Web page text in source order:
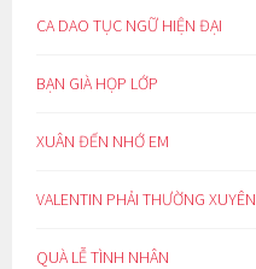
CA DAO TỤC NGỮ HIỆN ĐẠI
BẠN GIÀ HỌP LỚP
XUÂN ĐẾN NHỚ EM
VALENTIN PHẢI THƯỜNG XUYÊN
QUÀ LỄ TÌNH NHÂN